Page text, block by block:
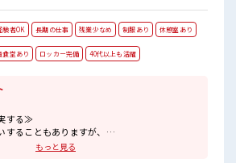
験者OK 長期の仕事 残業少なめ 制服あり 休憩室あり
食堂あり ロッカー完備 40代以上も活躍
する≫
ることもありますが、
もっと見る